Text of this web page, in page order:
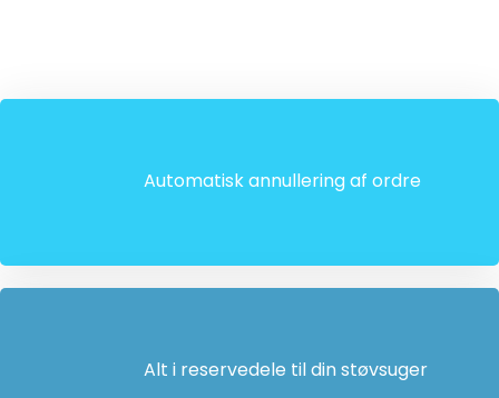
Automatisk annullering af ordre
Alt i reservedele til din støvsuger